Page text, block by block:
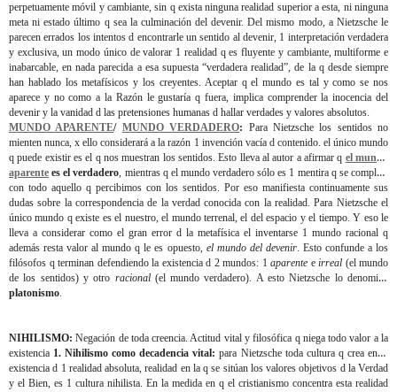
perpetuamente móvil y cambiante, sin q exista ninguna realidad superior a esta, ni ninguna
meta ni estado último q sea la culminación del devenir. Del mismo modo, a Nietzsche le
parecen errados los intentos d encontrarle un sentido al devenir, 1 interpretación verdadera
y exclusiva, un modo único de valorar 1 realidad q es fluyente y cambiante, multiforme e
inabarcable, en nada parecida a esa supuesta “verdadera realidad”, de la q desde siempre
han hablado los metafísicos y los creyentes. Aceptar q el mundo es tal y como se nos
aparece y no como a la Razón le gustaría q fuera, implica comprender la inocencia del
devenir y la vanidad d las pretensiones humanas d hallar verdades y valores absolutos.
MUNDO APARENTE/ MUNDO VERDADERO: Para Nietzsche los sentidos no
mienten nunca, x ello considerará a la razón 1 invención vacía d contenido. el único mundo
q puede existir es el q nos muestran los sentidos. Esto lleva al autor a afirmar q el mundo
aparente es el verdadero, mientras q el mundo verdadero sólo es 1 mentira q se completa
con todo aquello q percibimos con los sentidos. Por eso manifiesta continuamente sus
dudas sobre la correspondencia de la verdad conocida con la realidad. Para Nietzsche el
único mundo q existe es el nuestro, el mundo terrenal, el del espacio y el tiempo. Y eso le
lleva a considerar como el gran error d la metafísica el inventarse 1 mundo racional q
además resta valor al mundo q le es opuesto, el mundo del devenir. Esto confunde a los
filósofos q terminan defendiendo la existencia d 2 mundos: 1 aparente e irreal (el mundo
de los sentidos) y otro racional(el mundo verdadero). A esto Nietzsche lo denomina
platonismo.
NIHILISMO: Negación de toda creencia. Actitud vital y filosófica q niega todo valor a la
existencia 1. Nihilismo como decadencia vital: para Nietzsche toda cultura q crea en la
existencia d 1 realidad absoluta, realidad en la q se sitúan los valores objetivos d la Verdad
y el Bien, es 1 cultura nihilista. En la medida en q el cristianismo concentra esta realidad